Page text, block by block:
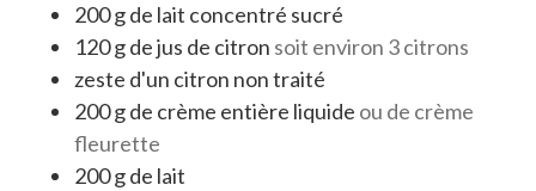
200gde lait concentré sucré
120gde jus de citron soit environ 3 citrons
zeste d'un citron non traité
200gde crème entière liquide ou de crème
fleurette
200gde lait